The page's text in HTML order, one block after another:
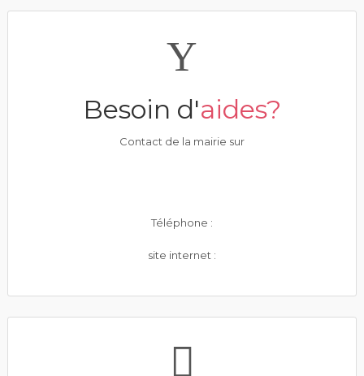
Besoin d'aides?
Contact de la mairie sur
Téléphone :
site internet :